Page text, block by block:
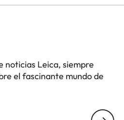
noticias Leica, siempre
el fascinante mundo de